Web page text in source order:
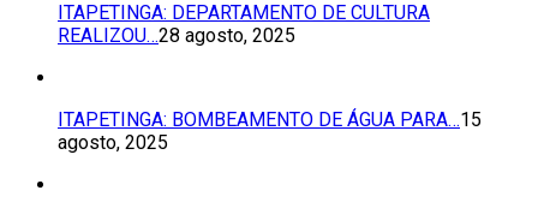
ITAPETINGA: DEPARTAMENTO DE CULTURA
REALIZOU…28 agosto, 2025
ITAPETINGA: BOMBEAMENTO DE ÁGUA PARA…15
agosto, 2025